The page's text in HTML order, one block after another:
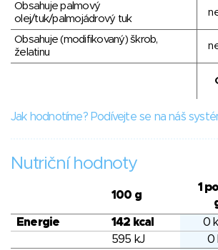
Obsahuje palmový
olej/tuk/palmojádrový tuk
Obsahuje (modifikovaný) škrob,
želatinu
Jak hodnotíme? Podívejte se na náš
Nutriční hodnoty
100 g
1
Energie 142 kcal 0
595 kJ
0